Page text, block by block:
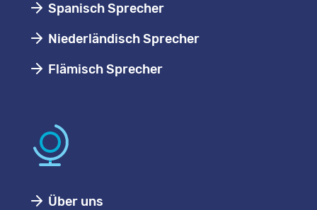
Spanisch Sprecher
Niederländisch Sprecher
Flämisch Sprecher
Über uns